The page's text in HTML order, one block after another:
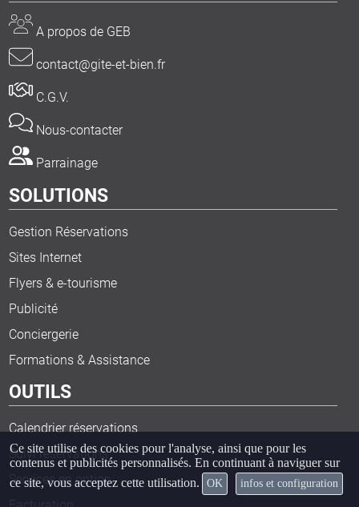
A propos de GEB
contact@gite-et-bien.fr
C.G.V.
Nous-contacter
Parrainage
SOLUTIONS
Gestion Réservations
Sites Internet
Flyers & e-tourisme
Publicité
Conciergerie
Formations & Assistance
OUTILS
Calendrier réservations
Suivi réservations
Services en option
Ce site utilise des cookies pour l'analyse, ainsi que pour les
contenus et publicités personnalisés. En continuant à naviguer sur
ce site, vous acceptez cette utilisation.
OK infos et configuration